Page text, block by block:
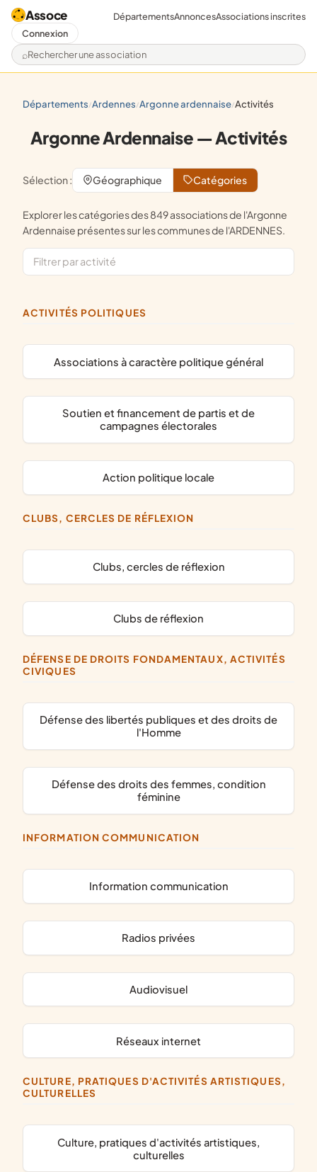
Assoce
Rechercher une association
DépartementsAnnoncesAssociations inscrites
Connexion
départements/ ardennes/ argonne ardennaise/ activités
Argonne Ardennaise — Activités
Sélection : Géographique Catégories
Explorer les catégories des 849 associations de l'Argonne
Ardennaise présentes sur les communes de l'ARDENNES.
ACTIVITÉS POLITIQUES
associations à caractère politique général
soutien et financement de partis et de
campagnes électorales
action politique locale
CLUBS, CERCLES DE RÉFLEXION
clubs, cercles de réflexion
clubs de réflexion
DÉFENSE DE DROITS FONDAMENTAUX, ACTIVITÉS
CIVIQUES
défense des libertés publiques et des droits de
l'Homme
défense des droits des femmes, condition
féminine
INFORMATION COMMUNICATION
information communication
radios privées
audiovisuel
réseaux internet
CULTURE, PRATIQUES D'ACTIVITÉS ARTISTIQUES,
CULTURELLES
culture, pratiques d'activités artistiques,
culturelles